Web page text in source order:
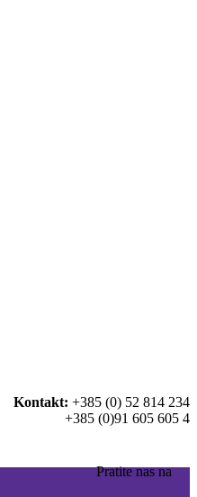
Kontakt: +385 (0) 52 814 234
+385 (0)91 605 605 4
Pratite nas na